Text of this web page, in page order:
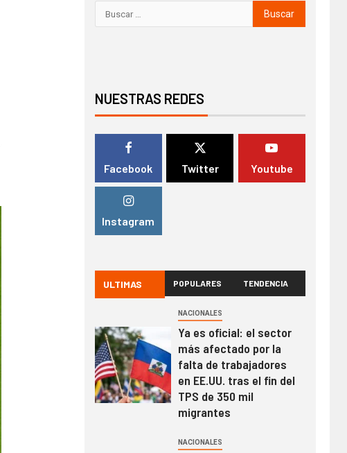
NUESTRAS REDES
Facebook Twitter Youtube
Instagram
ULTIMAS POPULARES TENDENCIA
NACIONALES
Ya es oficial: el sector
más afectado por la
falta de trabajadores
en EE.UU. tras el fin del
TPS de 350 mil
migrantes
NACIONALES